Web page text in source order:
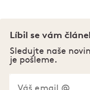
Líbil se vám
Sledujte naše
je pošleme.